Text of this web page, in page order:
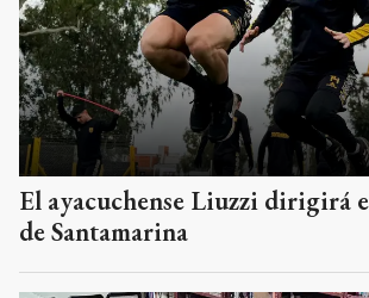
El ayacuchense Liuzzi dirigirá
de Santamarina